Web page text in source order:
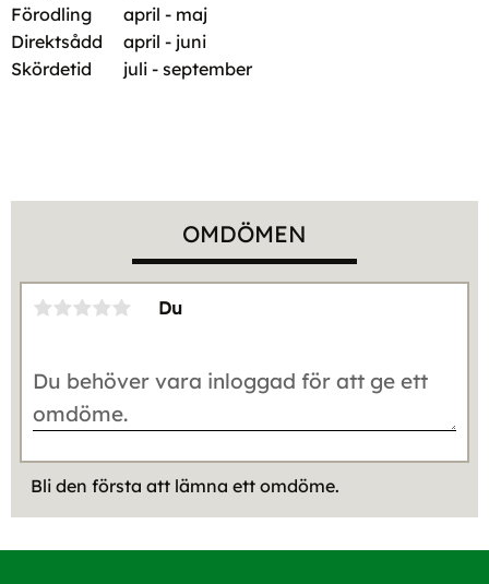
Förodling
april - maj
Direktsådd
april - juni
Skördetid
juli - september
OMDÖMEN
Du
Bli den första att lämna ett omdöme.